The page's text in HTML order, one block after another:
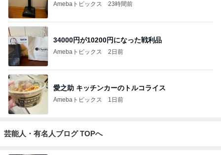
Amebaトピックス 23時間前
34000円が10200円になった戦利品
Amebaトピックス 2日前
愛之助 キッチンカーのトルコライス
Amebaトピックス 1日前
芸能人・有名人ブログ TOPへ